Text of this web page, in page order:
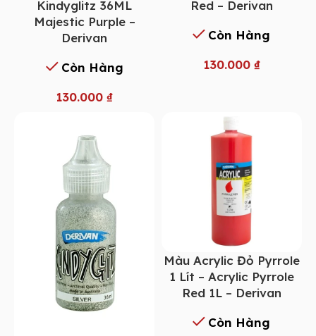
Kindyglitz 36ML
Majestic Purple –
Derivan
Còn Hàng
130.000 ₫
Red – Derivan
Còn Hàng
130.000 ₫
Màu Acrylic Đỏ Pyrrole
1 Lít – Acrylic Pyrrole
Red 1L – Derivan
Còn Hàng